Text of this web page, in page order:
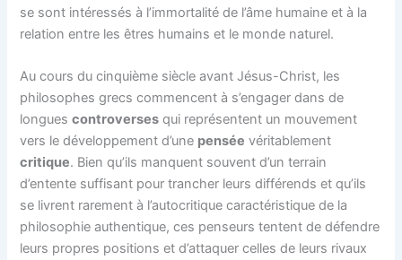
se sont intéressés à l’immortalité de l’âme humaine et à la
relation entre les êtres humains et le monde naturel.
Au cours du cinquième siècle avant Jésus-Christ, les
philosophes grecs commencent à s’engager dans de
longuescontroverses qui représentent un mouvement
vers le développement d’une pensée véritablement
critique. Bien qu’ils manquent souvent d’un terrain
d’entente suffisant pour trancher leurs différends et qu’ils
se livrent rarement à l’autocritique caractéristique de la
philosophie authentique, ces penseurs tentent de défendre
leurs propres positions et d’attaquer celles de leurs rivaux